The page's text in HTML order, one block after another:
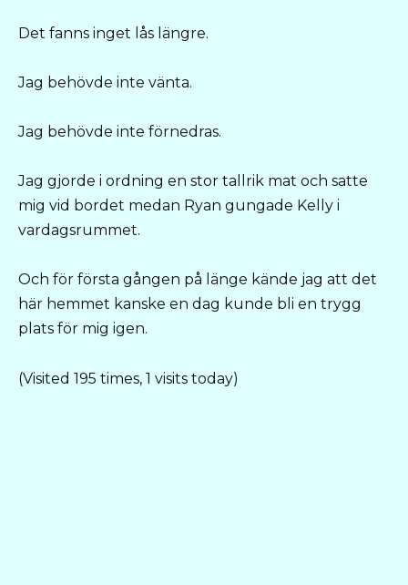
Det fanns inget lås längre.
Jag behövde inte vänta.
Jag behövde inte förnedras.
Jag gjorde i ordning en stor tallrik mat och satte
mig vid bordet medan Ryan gungade Kelly i
vardagsrummet.
Och för första gången på länge kände jag att det
här hemmet kanske en dag kunde bli en trygg
plats för mig igen.
(Visited 195 times, 1 visits today)